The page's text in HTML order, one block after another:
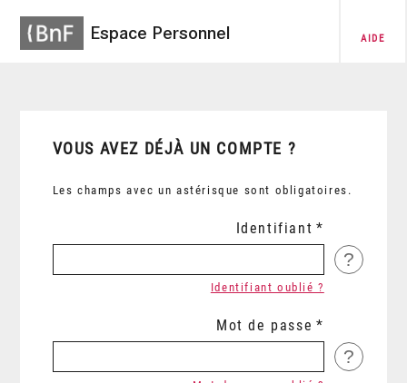
Espace Personnel AIDE
VOUS AVEZ DÉJÀ UN COMPTE ?
Les champs avec un astérisque sont obligatoires.
Identifiant
?
Identifiant oublié ?
Mot de passe
?